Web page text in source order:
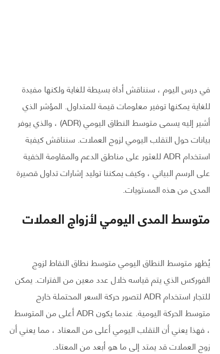
في درس اليوم ، سنناقش أداة بسيطة للغاية ولكنها مفيدة
للغاية يمكنها توفير معلومات قيمة للمتداول. المؤشر الذي
أشير إليه يسمى متوسط النطاق اليومي (ADR) ، والذي يوفر
بيانات حول التقلب اليومي لزوج العملات. سنناقش كيفية
استخدام ADR للعثور على مناطق الدعم والمقاومة الخفية
على الرسم البياني ، وكيف يمكننا توليد إشارات تداول قصيرة
المدى من هذه المستويات.
متوسط ​​المدى اليومي لأزواج العملات
يُظهر متوسط ​​النطاق اليومي متوسط ​​نطاق النقاط لزوج
الفوركس الذي يتم قياسه خلال عدد معين من الفترات. يمكن
للتجار استخدام ADR لتصور حركة السعر المحتملة خارج
متوسط ​​الحركة اليومية. عندما يكون ADR أعلى من المتوسط ​​
، فهذا يعني أن التقلب اليومي أعلى من المعتاد ، مما يعني أن
زوج العملات قد يمتد إلى ما هو أبعد من المعتاد.